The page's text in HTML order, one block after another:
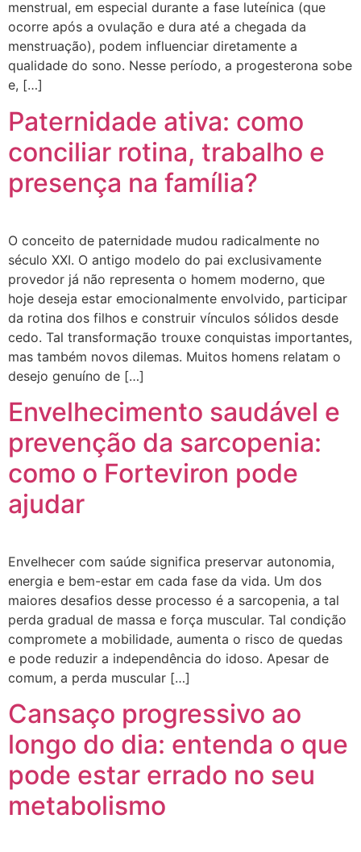
menstrual, em especial durante a fase luteínica (que
ocorre após a ovulação e dura até a chegada da
menstruação), podem influenciar diretamente a
qualidade do sono. Nesse período, a progesterona sobe
e, […]
Paternidade ativa: como
conciliar rotina, trabalho e
presença na família?
O conceito de paternidade mudou radicalmente no
século XXI. O antigo modelo do pai exclusivamente
provedor já não representa o homem moderno, que
hoje deseja estar emocionalmente envolvido, participar
da rotina dos filhos e construir vínculos sólidos desde
cedo. Tal transformação trouxe conquistas importantes,
mas também novos dilemas. Muitos homens relatam o
desejo genuíno de […]
Envelhecimento saudável e
prevenção da sarcopenia:
como o Forteviron pode
ajudar
Envelhecer com saúde significa preservar autonomia,
energia e bem-estar em cada fase da vida. Um dos
maiores desafios desse processo é a sarcopenia, a tal
perda gradual de massa e força muscular. Tal condição
compromete a mobilidade, aumenta o risco de quedas
e pode reduzir a independência do idoso. Apesar de
comum, a perda muscular […]
Cansaço progressivo ao
longo do dia: entenda o que
pode estar errado no seu
metabolismo